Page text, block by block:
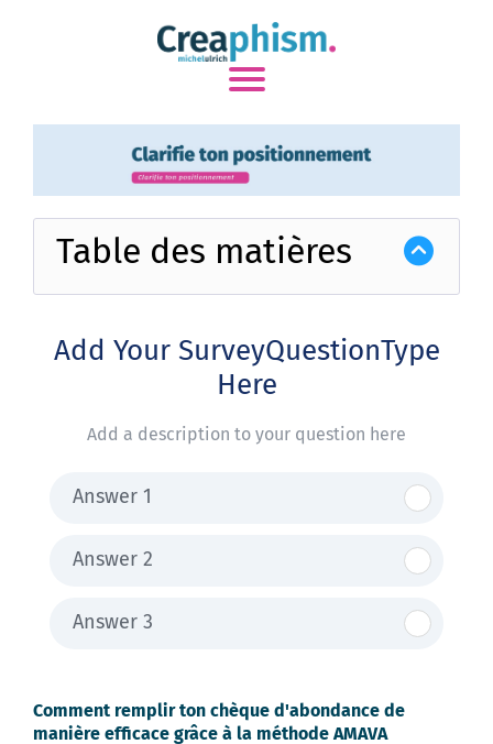
Table des matières
Add Your SurveyQuestionType
Here
Add a description to your question here
Answer 1
Answer 2
Answer 3
Comment remplir ton chèque d'abondance de
manière efficace grâce à la méthode AMAVA